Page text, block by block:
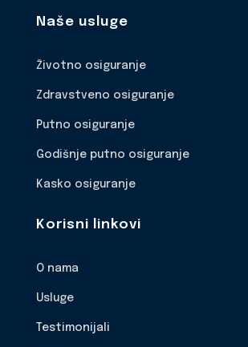
Naše usluge
Životno osiguranje
Zdravstveno osiguranje
Putno osiguranje
Godišnje putno osiguranje
Kasko osiguranje
Korisni linkovi
O nama
Usluge
Testimonijali